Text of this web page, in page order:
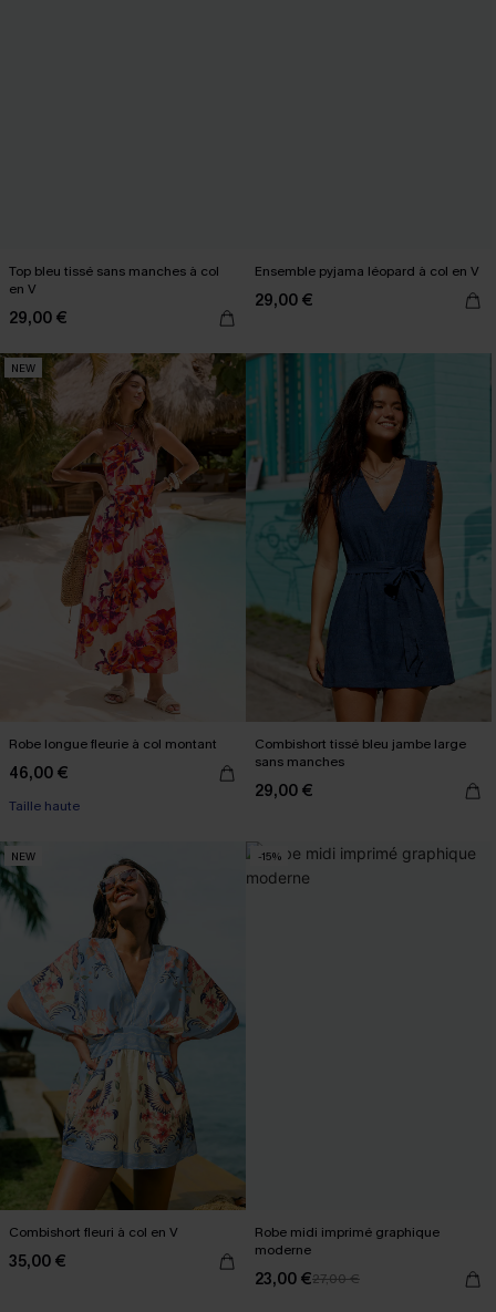
Top bleu tissé sans manches à col
en V
29,00 €
Ensemble pyjama léopard à col en V
29,00 €
NEW
Robe longue fleurie à col montant
46,00 €
Taille haute
Combishort tissé bleu jambe large
sans manches
29,00 €
NEW
Combishort fleuri à col en V
35,00 €
-15%
Robe midi imprimé graphique
moderne
23,00 €27,00 €